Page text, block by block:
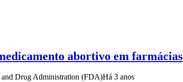
abortivo em farmácias
Drug Administration (FDA)Há 3 anos